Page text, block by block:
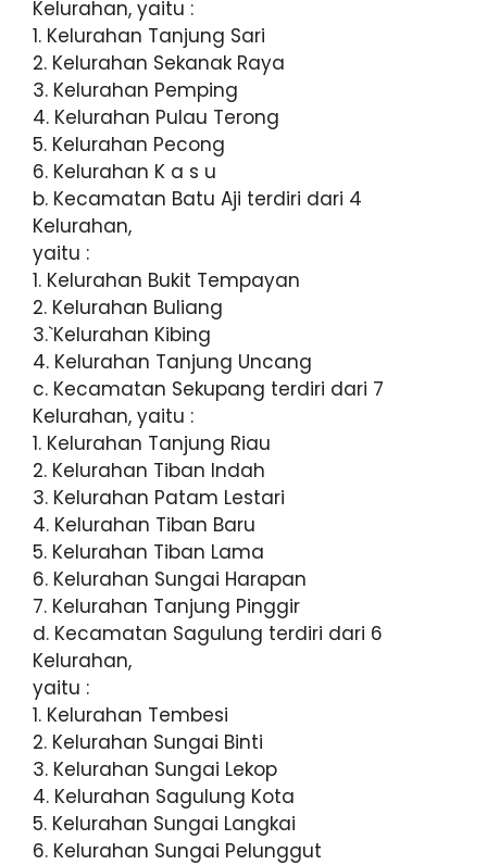
Kelurahan, yaitu :
1. Kelurahan Tanjung Sari
2. Kelurahan Sekanak Raya
3. Kelurahan Pemping
4. Kelurahan Pulau Terong
5. Kelurahan Pecong
6. Kelurahan K a s u
b. Kecamatan Batu Aji terdiri dari 4
Kelurahan,
yaitu :
1. Kelurahan Bukit Tempayan
2. Kelurahan Buliang
3.`Kelurahan Kibing
4. Kelurahan Tanjung Uncang
c. Kecamatan Sekupang terdiri dari 7
Kelurahan, yaitu :
1. Kelurahan Tanjung Riau
2. Kelurahan Tiban Indah
3. Kelurahan Patam Lestari
4. Kelurahan Tiban Baru
5. Kelurahan Tiban Lama
6. Kelurahan Sungai Harapan
7. Kelurahan Tanjung Pinggir
d. Kecamatan Sagulung terdiri dari 6
Kelurahan,
yaitu :
1. Kelurahan Tembesi
2. Kelurahan Sungai Binti
3. Kelurahan Sungai Lekop
4. Kelurahan Sagulung Kota
5. Kelurahan Sungai Langkai
6. Kelurahan Sungai Pelunggut